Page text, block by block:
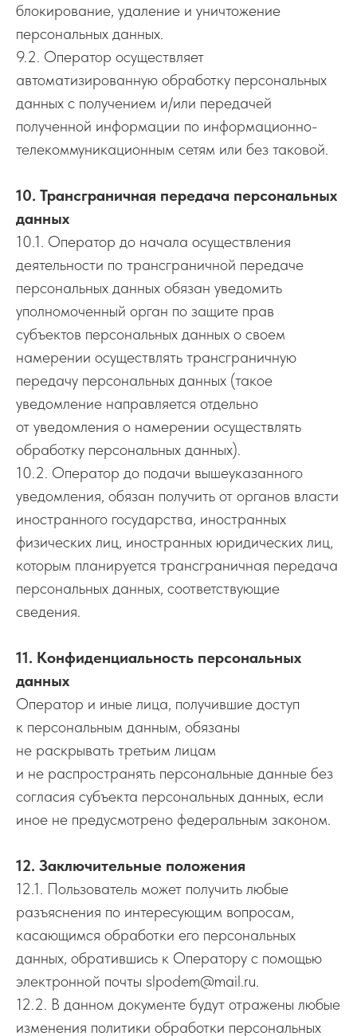
блокирование, удаление и уничтожение
персональных данных.
9.2. Оператор осуществляет
автоматизированную обработку персональных
данных с получением и/или передачей
полученной информации по информационно-
телекоммуникационным сетям или без таковой.
10. Трансграничная передача персональных
данных
10.1. Оператор до начала осуществления
деятельности по трансграничной передаче
персональных данных обязан уведомить
уполномоченный орган по защите прав
субъектов персональных данных о своем
намерении осуществлять трансграничную
передачу персональных данных (такое
уведомление направляется отдельно
от уведомления о намерении осуществлять
обработку персональных данных).
10.2. Оператор до подачи вышеуказанного
уведомления, обязан получить от органов власти
иностранного государства, иностранных
физических лиц, иностранных юридических лиц,
которым планируется трансграничная передача
персональных данных, соответствующие
сведения.
11. Конфиденциальность персональных
данных
Оператор и иные лица, получившие доступ
к персональным данным, обязаны
не раскрывать третьим лицам
и не распространять персональные данные без
согласия субъекта персональных данных, если
иное не предусмотрено федеральным законом.
12. Заключительные положения
12.1. Пользователь может получить любые
разъяснения по интересующим вопросам,
касающимся обработки его персональных
данных, обратившись к Оператору с помощью
электронной почты slpodem@mail.ru.
12.2. В данном документе будут отражены любые
изменения политики обработки персональных